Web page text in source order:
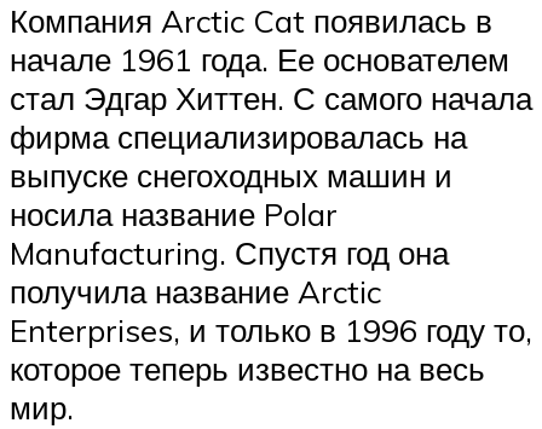
Компания Arctic Cat появилась в
начале 1961 года. Ее основателем
стал Эдгар Хиттен. С самого начала
фирма специализировалась на
выпуске снегоходных машин и
носила название Polar
Manufacturing. Спустя год она
получила название Arctic
Enterprises, и только в 1996 году то,
которое теперь известно на весь
мир.